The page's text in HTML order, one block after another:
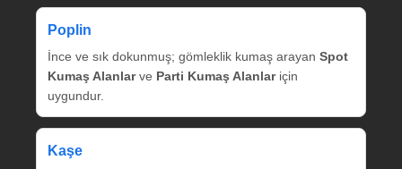
Poplin
İnce ve sık dokunmuş; gömleklik kumaş arayan Spot
Kumaş Alanlarve Parti Kumaş Alanlariçin
uygundur.
Kaşe